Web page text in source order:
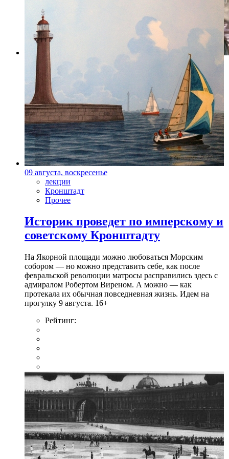
Фото: lenkom.ru
09 августа, воскресенье
лекции
Кронштадт
Прочее
Историк проведет по имперскому и
советскому Кронштадту
На Якорной площади можно любоваться Морским
собором — но можно представить себе, как после
февральской революции матросы расправились здесь с
адмиралом Робертом Виреном. А можно — как
протекала их обычная повседневная жизнь. Идем на
прогулку 9 августа. 16+
Рейтинг: